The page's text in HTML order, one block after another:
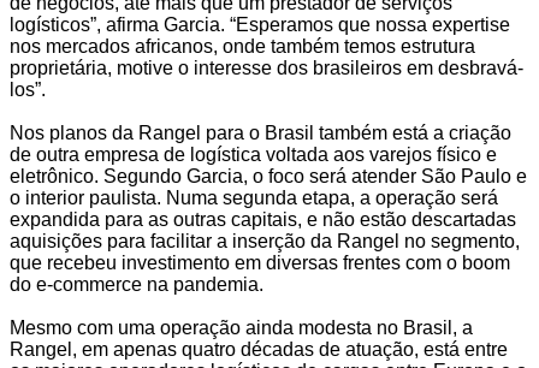
logísticos”, afirma Garcia. “Esperamos que nossa expertise
nos mercados africanos, onde também temos estrutura
proprietária, motive o interesse dos brasileiros em desbravá-
los”.
Nos planos da Rangel para o Brasil também está a criação
de outra empresa de logística voltada aos varejos físico e
eletrônico. Segundo Garcia, o foco será atender São Paulo e
o interior paulista. Numa segunda etapa, a operação será
expandida para as outras capitais, e não estão descartadas
aquisições para facilitar a inserção da Rangel no segmento,
que recebeu investimento em diversas frentes com o boom
do e-commerce na pandemia.
Mesmo com uma operação ainda modesta no Brasil, a
Rangel, em apenas quatro décadas de atuação, está entre